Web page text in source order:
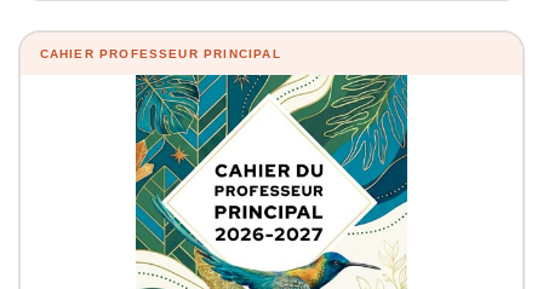
CAHIER PROFESSEUR PRINCIPAL